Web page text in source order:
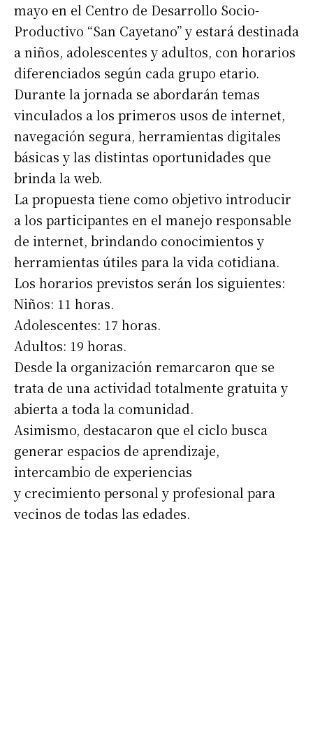
mayo en el Centro de Desarrollo Socio-
Productivo “San Cayetano” y estará destinada
a niños, adolescentes y adultos, con horarios
diferenciados según cada grupo etario.
Durante la jornada se abordarán temas
vinculados a los primeros usos de internet,
navegación segura, herramientas digitales
básicas y las distintas oportunidades que
brinda la web.
La propuesta tiene como objetivo introducir
a los participantes en el manejo responsable
de internet, brindando conocimientos y
herramientas útiles para la vida cotidiana.
Los horarios previstos serán los siguientes:
Niños: 11 horas.
Adolescentes: 17 horas.
Adultos: 19 horas.
Desde la organización remarcaron que se
trata de una actividad totalmente gratuita y
abierta a toda la comunidad.
Asimismo, destacaron que el ciclo busca
generar espacios de aprendizaje,
intercambio de experiencias
y crecimiento personal y profesional para
vecinos de todas las edades.